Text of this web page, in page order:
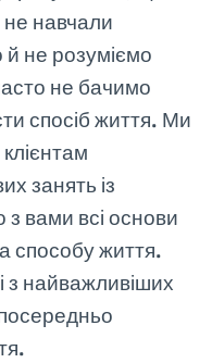
навчали
не розуміємо
не бачимо
спосіб життя. Ми
занять із
вами всі основи
способу життя.
з найважливіших